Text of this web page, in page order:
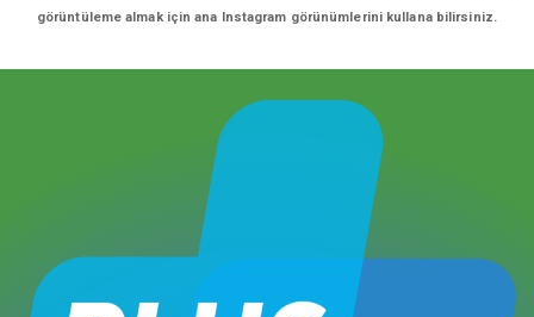
görüntüleme almak için ana Instagram görünümlerini kullana bilirsiniz.